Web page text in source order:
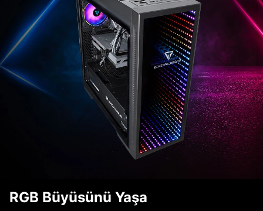
RGB Büyüsünü Yaşa